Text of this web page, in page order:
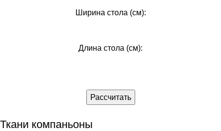
Ширина стола (см):
Длина стола (см):
Рассчитать
Ткани компаньоны